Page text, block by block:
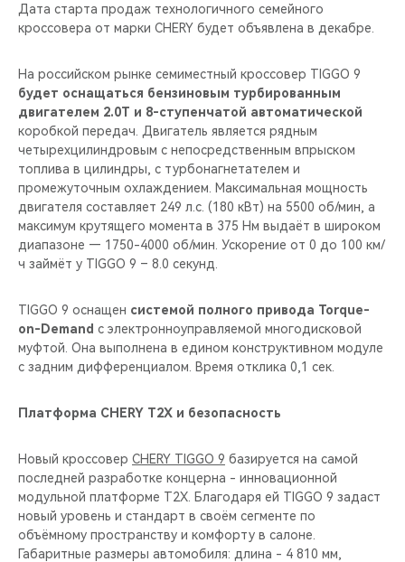
Дата старта продаж технологичного семейного
кроссовера от марки CHERY будет объявлена в декабре.
На российском рынке семиместный кроссовер TIGGO 9
будет оснащаться бензиновым турбированным
двигателем 2.0T и 8-ступенчатой автоматической
коробкой передач. Двигатель является рядным
четырехцилиндровым с непосредственным впрыском
топлива в цилиндры, с турбонагнетателем и
промежуточным охлаждением. Максимальная мощность
двигателя составляет 249 л.с. (180 кВт) на 5500 об/мин, а
максимум крутящего момента в 375 Нм выдаёт в широком
диапазоне — 1750-4000 об/мин. Ускорение от 0 до 100 км/
ч займёт у TIGGO 9 – 8.0 секунд.
TIGGO 9 оснащен системой полного привода Torque-
on-Demand с электронноуправляемой многодисковой
муфтой. Она выполнена в едином конструктивном модуле
с задним дифференциалом. Время отклика 0,1 сек.
Платформа CHERY T2X и безопасность
Новый кроссовер CHERY TIGGO 9 базируется на самой
последней разработке концерна - инновационной
модульной платформе T2X. Благодаря ей TIGGO 9 задаcт
новый уровень и стандарт в своём сегменте по
объёмному пространству и комфорту в салоне.
Габаритные размеры автомобиля: длина - 4 810 мм,